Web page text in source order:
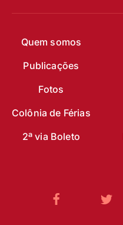
Quem somos
Publicações
Fotos
Colônia de Férias
2ª via Boleto